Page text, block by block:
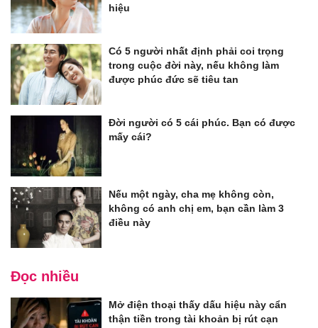
hiệu
Có 5 người nhất định phải coi trọng
trong cuộc đời này, nếu không làm
được phúc đức sẽ tiêu tan
Đời người có 5 cái phúc. Bạn có được
mấy cái?
Nếu một ngày, cha mẹ không còn,
không có anh chị em, bạn cần làm 3
điều này
Đọc nhiều
Mở điện thoại thấy dấu hiệu này cẩn
thận tiền trong tài khoản bị rút cạn